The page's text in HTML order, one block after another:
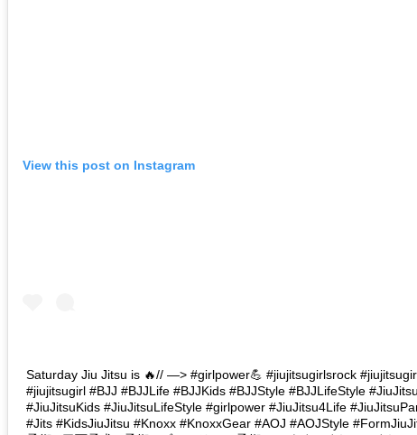
View this post on Instagram
Saturday Jiu Jitsu is 🔥// —> #girlpower💪 #jiujitsugirlsrock
#jiujitsugirl #BJJ #BJJLife #BJJKids #BJJStyle #BJJLifeStyle #JiuJitsu
#JiuJitsuKids #JiuJitsuLifeStyle #girlpower #JiuJitsu4Life
#Jits #KidsJiuJitsu #Knoxx #KnoxxGear #AOJ #AOJStyle